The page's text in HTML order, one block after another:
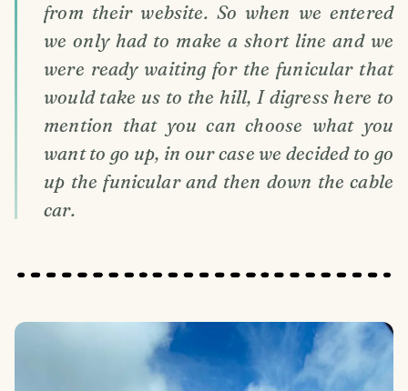
from their website. So when we entered
we only had to make a short line and we
were ready waiting for the funicular that
would take us to the hill, I digress here to
mention that you can choose what you
want to go up, in our case we decided to go
up the funicular and then down the cable
car.